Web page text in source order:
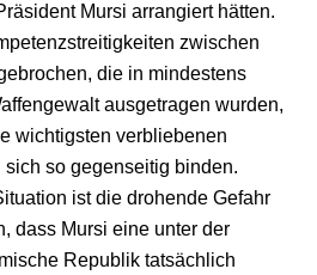
Mursi arrangiert hätten.
zwischen
die in mindestens
ausgetragen wurden,
wichtigsten verbliebenen
sich so gegenseitig binden.
ist die drohende Gefahr
dass Mursi eine unter der
Republik tatsächlich